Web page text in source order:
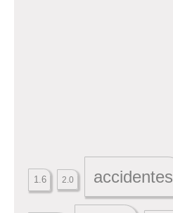
1.6 2.0 accidentes